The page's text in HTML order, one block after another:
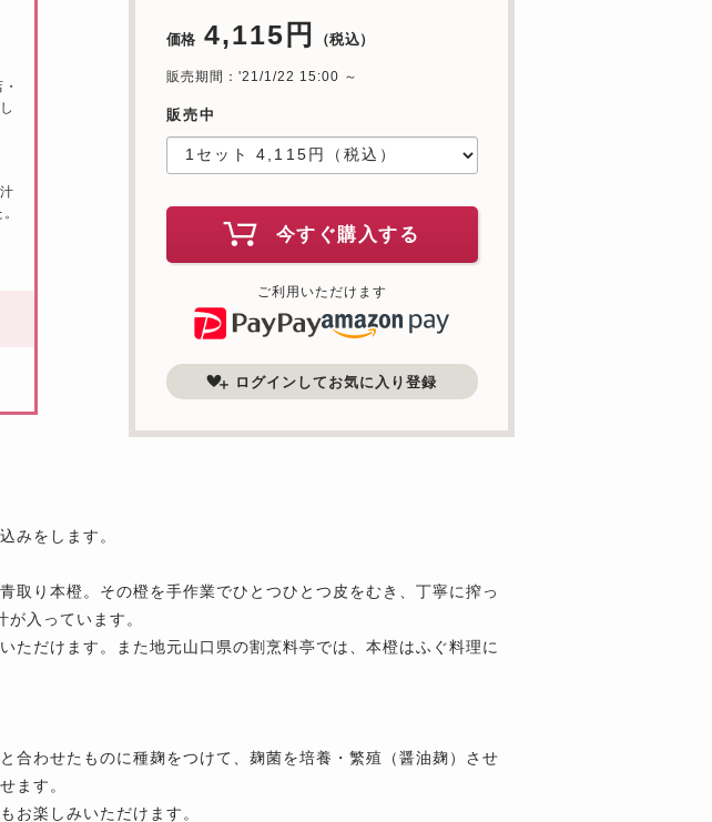
価格 4,115円 （税込）
販売期間：'21/1/22 15:00 ～
販売中
今すぐ購入する
ご利用いただけます
ログインしてお気に入り登録
みをします。
取り本橙。その橙を手作業でひとつひとつ皮をむき、丁寧に搾っ
入っています。
ただけます。また地元山口県の割烹料亭では、本橙はふぐ料理に
合わせたものに種麹をつけて、麹菌を培養・繁殖（醤油麹）させ
ます。
お楽しみいただけます。